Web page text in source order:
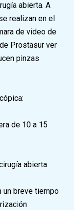
abierta. A
realizan en el
de video de
Prostasur ver
pinzas
de 10 a 15
abierta
un breve tiempo